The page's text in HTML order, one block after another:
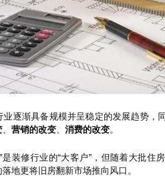
业逐渐具备规模并呈稳定的发展趋势，
营销的改变 消费的改变。
是装修行业的“大客户”，但随着大批住
地更将旧房翻新市场推向风口。